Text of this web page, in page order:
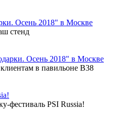
Осень 2018" в Москве
стенд
Осень 2018" в Москве
в павильоне В38
фестиваль PSI Russia!